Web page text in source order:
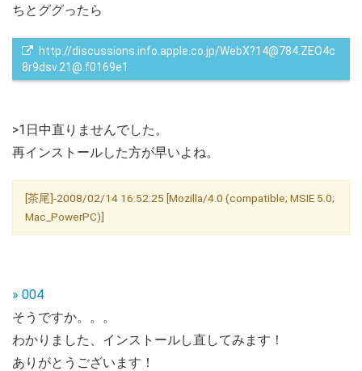
ちとググったら
http://discussions.info.apple.co.jp/WebX?14@784.ZEO4c
8r9dsv.21@.f0169e1
>1日中直りませんでした。
再インストールした方が早いよね。
[茶尾]-2008/02/14 16:52:25 [Mozilla/4.0 (compatible; MSIE 5.0;
Mac_PowerPC)]
» 004
そうですか。。。
わかりました、インストールし直してみます！
ありがとうございます！